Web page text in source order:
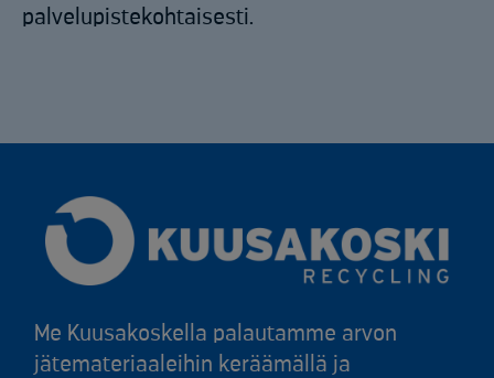
palvelupistekohtaisesti.
Me Kuusakoskella palautamme arvon
jätemateriaaleihin keräämällä ja